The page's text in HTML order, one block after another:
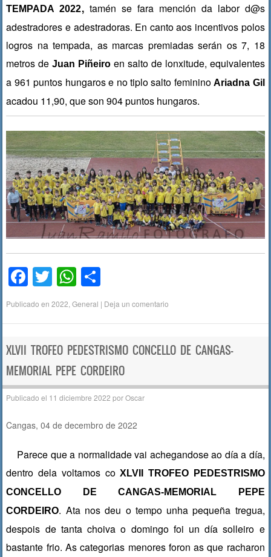
TEMPADA 2022, tamén se fara mención da labor d@s
adestradores e adestradoras. En canto aos incentivos polos
logros na tempada, as marcas premiadas serán os 7, 18
metros deJuan Piñeiro en salto de lonxitude, equivalentes
a 961 puntos hungaros e no tiplo salto femininoAriadna Gil
acadou 11,90, que son 904 puntos hungaros.
F
a
c
b
o
o
T
wi
tt
W
h
at
A
p
p
o
m
ar
tir
Publicado en2022 ,General | Deja un comentario
XLVII TROFEO PEDESTRISMO CONCELLO DE CANGAS-
MEMORIAL PEPE CORDEIRO
Publicado el 11 diciembre 2022 porOscar
Cangas, 04 de decembro de 2022
Parece que a normalidade vai achegandose ao día a día,
dentro dela voltamos coXLVII TROFEO PEDESTRISMO
CONCELLO DE CANGAS-MEMORIAL PEPE
CORDEIRO. Ata nos deu o tempo unha pequeña tregua,
despois de tanta choiva o domingo foi un día solleiro e
bastante frio. As categorias menores foron as que racharon